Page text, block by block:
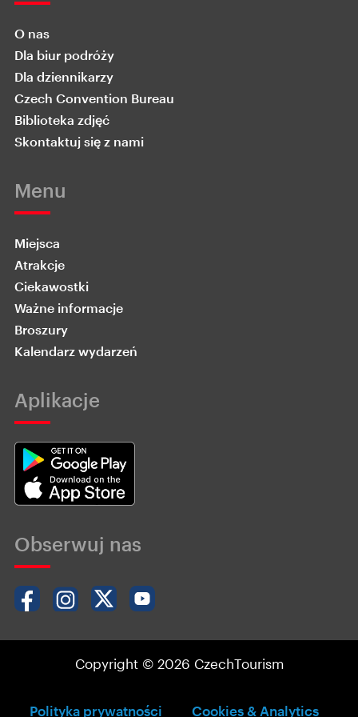
O nas
Dla biur podróży
Dla dziennikarzy
Czech Convention Bureau
Biblioteka zdjęć
Skontaktuj się z nami
Menu
Miejsca
Atrakcje
Ciekawostki
Ważne informacje
Broszury
Kalendarz wydarzeń
Aplikacje
Obserwuj nas
Copyright © 2026 CzechTourism
Polityka prywatności Cookies & Analytics